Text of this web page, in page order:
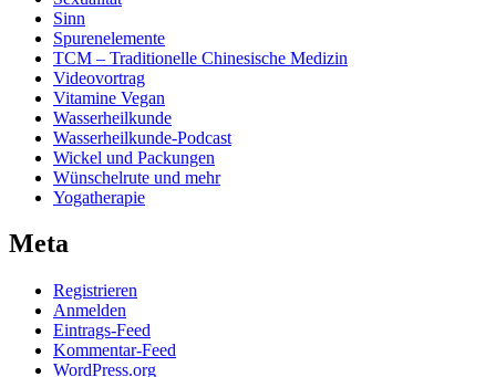
Sinn
Spurenelemente
TCM – Traditionelle Chinesische Medizin
Videovortrag
Vitamine Vegan
Wasserheilkunde
Wasserheilkunde-Podcast
Wickel und Packungen
Wünschelrute und mehr
Yogatherapie
Meta
Registrieren
Anmelden
Eintrags-Feed
Kommentar-Feed
WordPress.org